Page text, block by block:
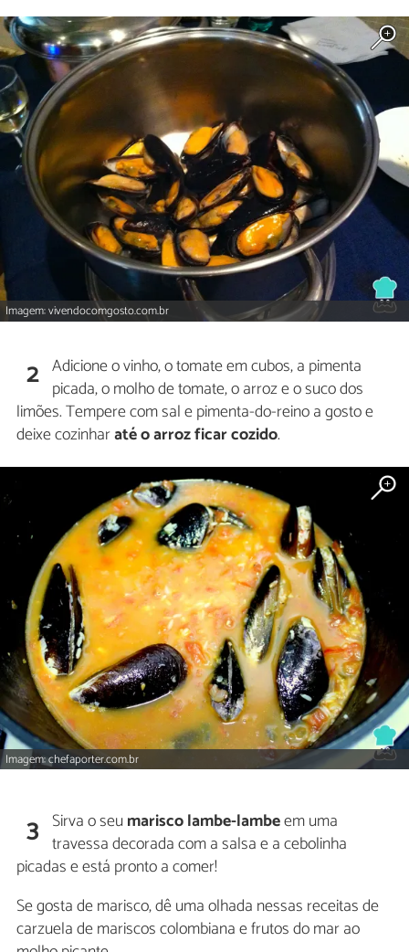
Imagem: vivendocomgosto.com.br
2 Adicione o vinho, o tomate em cubos, a pimenta
picada, o molho de tomate, o arroz e o suco dos
limões. Tempere com sal e pimenta-do-reino a gosto e
deixe cozinharaté o arroz ficar cozido.
Imagem: chefaporter.com.br
3 Sirva o seumarisco lambe-lambeem uma
travessa decorada com a salsa e a cebolinha
picadas e está pronto a comer!
Se gosta de marisco, dê uma olhada nessas receitas de
carzuela de mariscos colombiana e frutos do mar ao